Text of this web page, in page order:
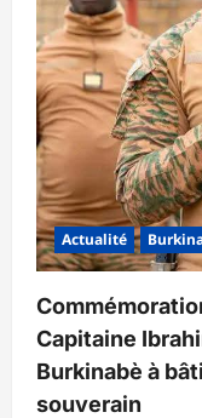
Actualité
Capitaine
Burkinabè à
souverain